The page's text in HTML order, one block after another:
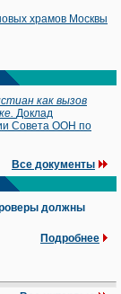
храмов Москвы
как вызов
Доклад
Совета ООН по
Все документы
должны
Подробнее